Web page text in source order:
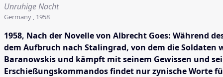
Unruhige Nacht
Germany , 1958
1958, Nach der Novelle von Albrecht Goes: Während
dem Aufbruch nach Stalingrad, von dem die Soldaten
Baranowskis und kämpft mit seinem Gewissen und
Erschießungskommandos findet nur zynische Worte